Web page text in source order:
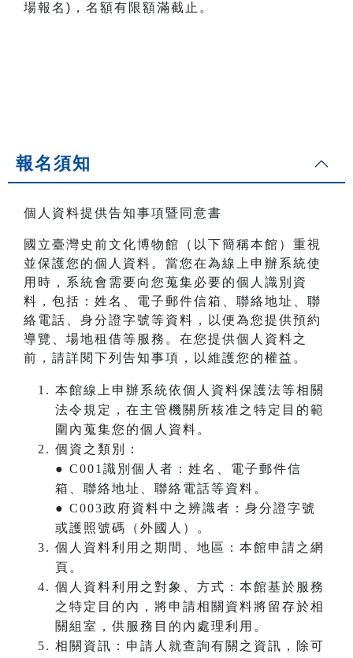
場報名)，名額有限額滿截止。
報名須知
個人資料提供告知事項暨同意書
國立臺灣史前文化博物館（以下簡稱本館）重視
並保護您的個人資料。當您在為線上申辦系統使
用時，系統會需要向您蒐集必要的個人識別資
料，包括：姓名、電子郵件信箱、聯絡地址、聯
絡電話、身分證字號等資料，以便為您提供預約
導覽、場地租借等服務。在您提供個人資料之
前，請詳閱下列告知事項，以維護您的權益。
本館線上申辦系統依個人資料保護法等相關
法令規定，在主管機關所核准之特定目的範
圍內蒐集您的個人資料。
個資之類別：
● C001識別個人者：姓名、電子郵件信
箱、聯絡地址、聯絡電話等資料。
● C003政府資料中之辨識者：身分證字號
或護照號碼（外國人）。
個人資料利用之期間、地區：本館申請之網
頁。
個人資料利用之對象、方式：本館基於服務
之特定目的內，將申請相關資料將留存於相
關組室，供服務目的內處理利用。
相關資訊：申請人就查詢有關之資訊，除可